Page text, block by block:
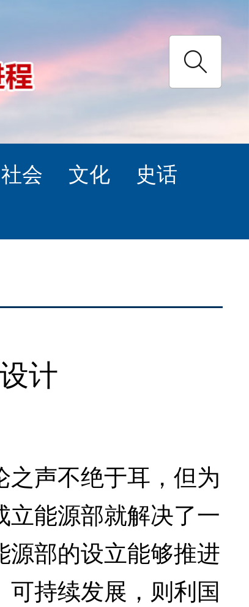
社会 文化
史话
计
声不绝于耳，但为
能源部就解决了一
部的设立能够推进
持续发展，则利国